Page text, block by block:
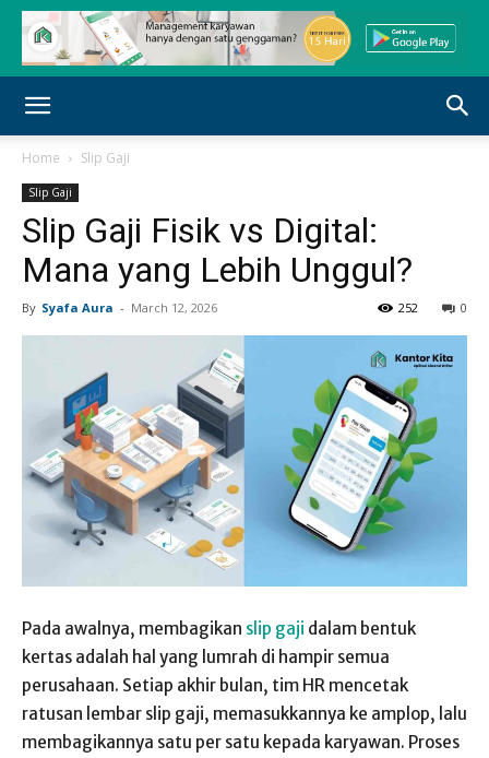
Home Slip Gaji
Slip Gaji
Slip Gaji Fisik vs Digital:
Mana yang Lebih Unggul?
By Syafa Aura - March 12, 2026 0
252
Pada awalnya, membagikan slip gaji dalam bentuk
kertas adalah hal yang lumrah di hampir semua
perusahaan. Setiap akhir bulan, tim HR mencetak
ratusan lembar slip gaji, memasukkannya ke amplop, lalu
membagikannya satu per satu kepada karyawan. Proses